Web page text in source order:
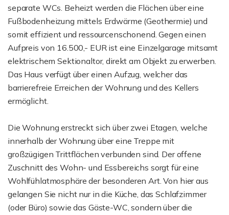
separate WCs. Beheizt werden die Flächen über eine
Fußbodenheizung mittels Erdwärme (Geothermie) und
somit effizient und ressourcenschonend. Gegen einen
Aufpreis von 16.500,- EUR ist eine Einzelgarage mitsamt
elektrischem Sektionaltor, direkt am Objekt zu erwerben.
Das Haus verfügt über einen Aufzug, welcher das
barrierefreie Erreichen der Wohnung und des Kellers
ermöglicht.
Die Wohnung erstreckt sich über zwei Etagen, welche
innerhalb der Wohnung über eine Treppe mit
großzügigen Trittflächen verbunden sind. Der offene
Zuschnitt des Wohn- und Essbereichs sorgt für eine
Wohlfühlatmosphäre der besonderen Art. Von hier aus
gelangen Sie nicht nur in die Küche, das Schlafzimmer
(oder Büro) sowie das Gäste-WC, sondern über die